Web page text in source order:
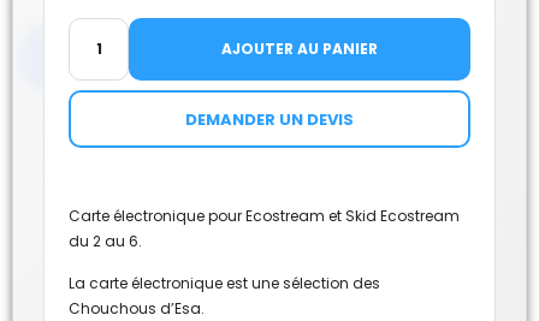
AJOUTER AU PANIER
DEMANDER UN DEVIS
Carte électronique pour Ecostream et Skid Ecostream
du 2 au 6.
La carte électronique est une sélection des
Chouchous d’Esa.